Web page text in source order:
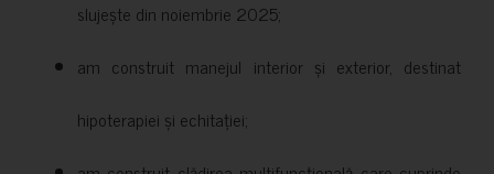
slujește din noiembrie 2025;
am construit manejul interior și exterior, destinat
hipoterapiei și echitației;